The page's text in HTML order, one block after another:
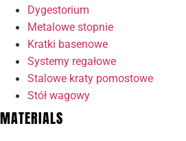
Dygestorium
Metalowe stopnie
Kratki basenowe
Systemy regałowe
Stalowe kraty pomostowe
Stół wagowy
MATERIALS